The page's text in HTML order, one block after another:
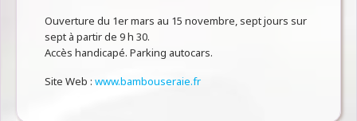
Ouverture du 1er mars au 15 novembre, sept jours sur
sept à partir de 9 h 30.
Accès handicapé. Parking autocars.
Site Web :www.bambouseraie.fr